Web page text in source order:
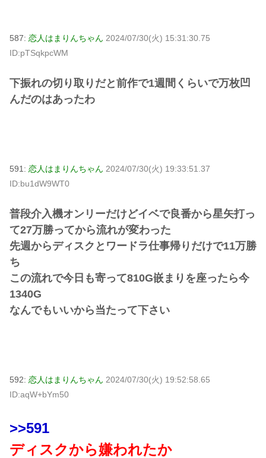
587: 恋人はまりんちゃん 2024/07/30(火) 15:31:30.75
ID:pTSqkpcWM
下振れの切り取りだと前作で1週間くらいで万枚凹
んだのはあったわ
591: 恋人はまりんちゃん 2024/07/30(火) 19:33:51.37
ID:bu1dW9WT0
普段介入機オンリーだけどイベで良番から星矢打っ
て27万勝ってから流れが変わった
先週からディスクとワードラ仕事帰りだけで11万勝
ち
この流れで今日も寄って810G嵌まりを座ったら今
1340G
なんでもいいから当たって下さい
592: 恋人はまりんちゃん 2024/07/30(火) 19:52:58.65
ID:aqW+bYm50
>>591
ディスクから嫌われたか